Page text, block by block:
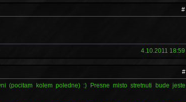
#
4.10.2011 18:59
#
(pocitam kolem poledne) :) Presne misto stretnuti bude jeste